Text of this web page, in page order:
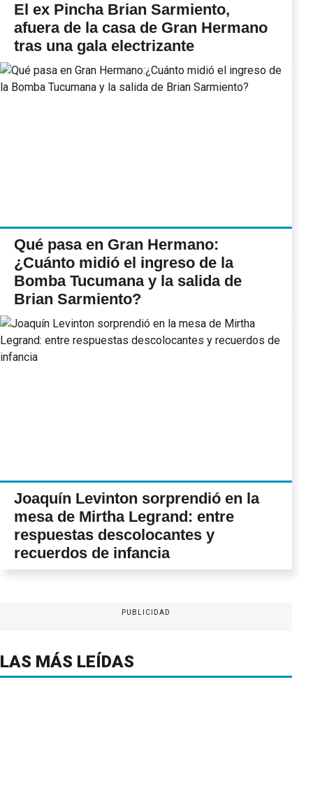
El ex Pincha Brian Sarmiento,
afuera de la casa de Gran Hermano
tras una gala electrizante
Qué pasa en Gran Hermano:
¿Cuánto midió el ingreso de la
Bomba Tucumana y la salida de
Brian Sarmiento?
Joaquín Levinton sorprendió en la
mesa de Mirtha Legrand: entre
respuestas descolocantes y
recuerdos de infancia
PUBLICIDAD
LAS MÁS LEÍDAS